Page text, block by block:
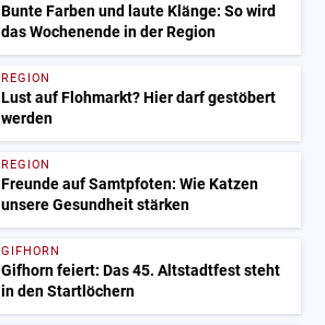
Bunte Farben und laute Klänge: So wird
das Wochenende in der Region
REGION
Lust auf Flohmarkt? Hier darf gestöbert
werden
REGION
Freunde auf Samtpfoten: Wie Katzen
unsere Gesundheit stärken
GIFHORN
Gifhorn feiert: Das 45. Altstadtfest steht
in den Startlöchern